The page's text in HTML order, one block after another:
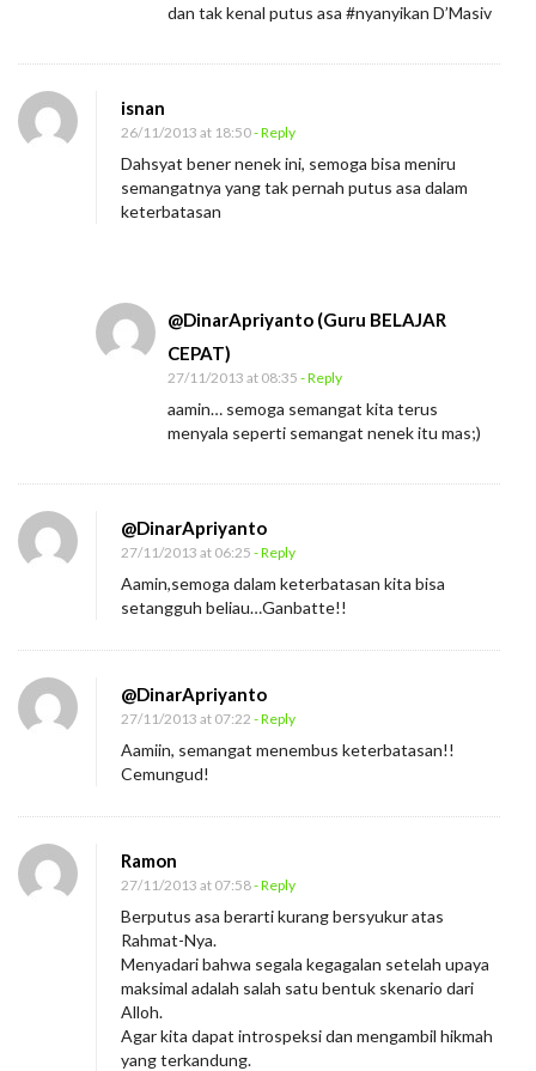
dan tak kenal putus asa #nyanyikan D’Masiv
isnan
26/11/2013 at 18:50- Reply
Dahsyat bener nenek ini, semoga bisa meniru
semangatnya yang tak pernah putus asa dalam
keterbatasan
@DinarApriyanto (Guru BELAJAR
CEPAT)
27/11/2013 at 08:35 - Reply
aamin… semoga semangat kita terus
menyala seperti semangat nenek itu mas;)
@DinarApriyanto
27/11/2013 at 06:25 - Reply
Aamin,semoga dalam keterbatasan kita bisa
setangguh beliau…Ganbatte!!
@DinarApriyanto
27/11/2013 at 07:22 - Reply
Aamiin, semangat menembus keterbatasan!!
Cemungud!
Ramon
27/11/2013 at 07:58- Reply
Berputus asa berarti kurang bersyukur atas
Rahmat-Nya.
Menyadari bahwa segala kegagalan setelah upaya
maksimal adalah salah satu bentuk skenario dari
Alloh.
Agar kita dapat introspeksi dan mengambil hikmah
yang terkandung.